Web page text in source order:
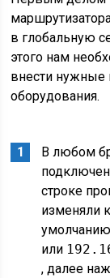
в глобальную
этого нам
внести нужные
оборудования.
В любом
строке
изменяли
или
, далее